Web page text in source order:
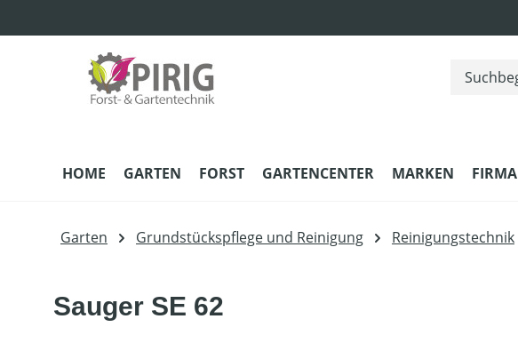
HOME GARTEN FORST GARTENCENTER MARKEN FIRMA
Garten Grundstückspflege und Reinigung Reinigungstechnik
Sauger SE 62